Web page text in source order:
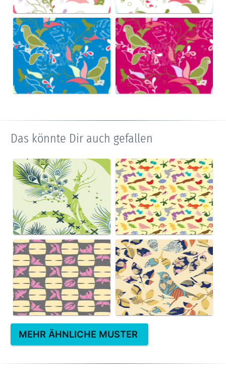
Das könnte Dir auch gefallen
MEHR ÄHNLICHE MUSTER